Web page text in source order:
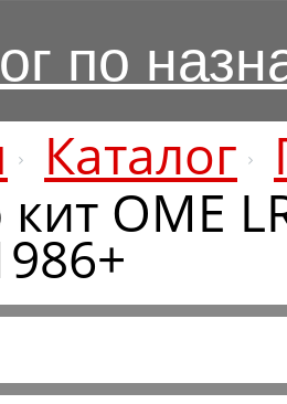
по
Каталог
кит OME